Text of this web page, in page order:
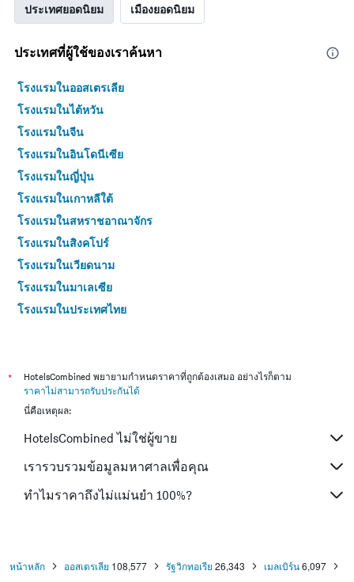
ประเทศยอดนิยม เมืองยอดนิยม
ประเทศที่ผู้ใช้ของเราค้นหา
โรงแรมในออสเตรเลีย
โรงแรมในไต้หวัน
โรงแรมในจีน
โรงแรมในอินโดนีเซีย
โรงแรมในญี่ปุ่น
โรงแรมในเกาหลีใต้
โรงแรมในสหราชอาณาจักร
โรงแรมในสิงคโปร์
โรงแรมในเวียดนาม
โรงแรมในมาเลเซีย
โรงแรมในประเทศไทย
*
HotelsCombined พยายามกำหนดราคาที่ถูกต้องเสมอ อย่างไรก็ตาม
ราคาไม่สามารถรับประกันได้
นี่คือเหตุผล:
HotelsCombined ไม่ใช่ผู้ขาย
เรารวบรวมข้อมูลมหาศาลเพื่อคุณ
ทำไมราคาถึงไม่แม่นยำ 100%?
หน้าหลัก ออสเตรเลีย 108,577 รัฐวิกทอเรีย 26,343 เมลเบิร์น 6,097